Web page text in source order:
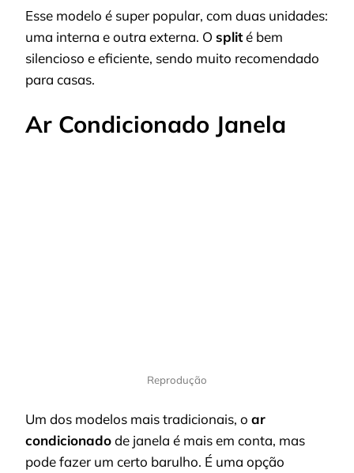
Esse modelo é super popular, com duas unidades:
uma interna e outra externa. O splité bem
silencioso e eficiente, sendo muito recomendado
para casas.
Ar Condicionado Janela
Reprodução
Um dos modelos mais tradicionais, o ar
condicionadode janela é mais em conta, mas
pode fazer um certo barulho. É uma opção